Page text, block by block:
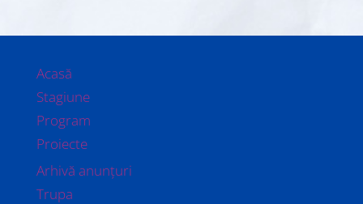
Acasă
Stagiune
Program
Proiecte
Arhivă anunțuri
Trupa